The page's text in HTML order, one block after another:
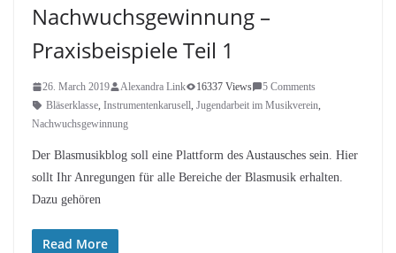
Nachwuchsgewinnung –
Praxisbeispiele Teil 1
26. March 2019 Alexandra Link 16337 Views
5 Comments
Bläserklasse, Instrumentenkarusell, Jugendarbeit im Musikverein,
Nachwuchsgewinnung
Der Blasmusikblog soll eine Plattform des Austausches sein. Hier
sollt Ihr Anregungen für alle Bereiche der Blasmusik erhalten.
Dazu gehören
Read More